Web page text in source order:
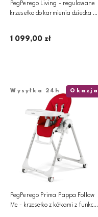
PegPerego Living - regulowane
krzesełko do karmienia dziecka z
1 099,00 zł
PegPerego Prima Pappa Follow
Me - krzesełko z kółkami z funkcją
Okazja
Wysyłka 24h